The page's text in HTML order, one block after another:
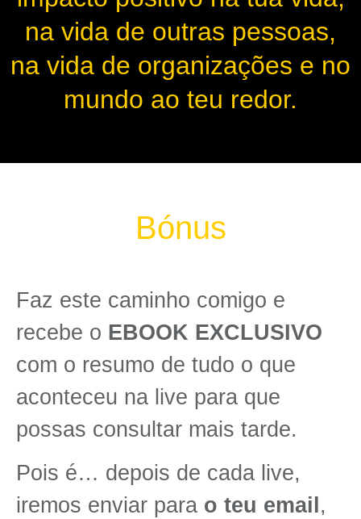
na vida de outras pessoas,
na vida de organizações e no
mundo ao teu redor.
Bónus
Faz este caminho comigo e
recebe o EBOOK EXCLUSIVO
com o resumo de tudo o que
aconteceu na live para que
possas consultar mais tarde.
Pois é… depois de cada live,
iremos enviar para o teu email ,